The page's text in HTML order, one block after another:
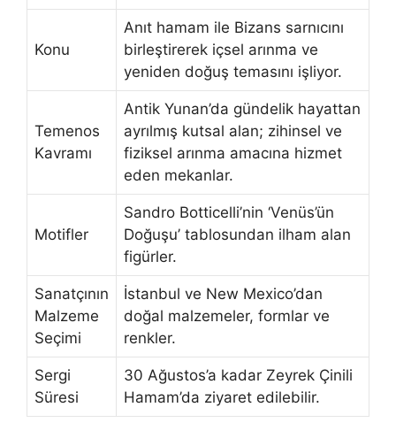
Konu
Anıt hamam ile Bizans sarnıcını
birleştirerek içsel arınma ve
yeniden doğuş temasını işliyor.
Temenos
Kavramı
Antik Yunan’da gündelik hayattan
ayrılmış kutsal alan; zihinsel ve
fiziksel arınma amacına hizmet
eden mekanlar.
Motifler
Sandro Botticelli’nin ‘Venüs’ün
Doğuşu’ tablosundan ilham alan
figürler.
Sanatçının
Malzeme
Seçimi
İstanbul ve New Mexico’dan
doğal malzemeler, formlar ve
renkler.
Sergi
Süresi
30 Ağustos’a kadar Zeyrek Çinili
Hamam’da ziyaret edilebilir.